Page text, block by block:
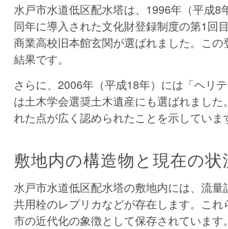
水戸市水道低区配水塔は、1996年（平成8
同年に導入された文化財登録制度の第1回
商業高校旧本館玄関が選ばれました。こ
結果です。
さらに、2006年（平成18年）には「ヘリ
は土木学会選奨土木遺産にも選ばれまし
れた点が広く認められたことを示していま
敷地内の構造物と現在の状
水戸市水道低区配水塔の敷地内には、流
共用栓のレプリカなどが存在します。こ
市の近代化の象徴として保存されています。